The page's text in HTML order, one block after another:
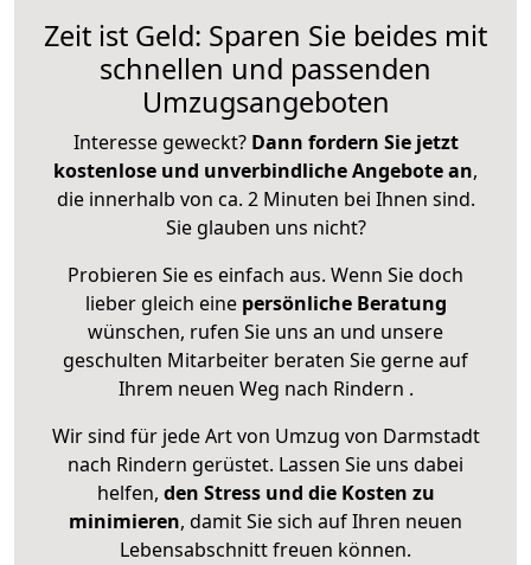
Zeit ist Geld: Sparen Sie beides mit
schnellen und passenden
Umzugsangeboten
Interesse geweckt? Dann fordern Sie jetzt
kostenlose und unverbindliche Angebote an,
die innerhalb von ca. 2 Minuten bei Ihnen sind.
Sie glauben uns nicht?
Probieren Sie es einfach aus. Wenn Sie doch
lieber gleich eine persönliche Beratung
wünschen, rufen Sie uns an und unsere
geschulten Mitarbeiter beraten Sie gerne auf
Ihrem neuen Weg nach Rindern .
Wir sind für jede Art von Umzug von Darmstadt
nach Rindern gerüstet. Lassen Sie uns dabei
helfen, den Stress und die Kosten zu
minimieren, damit Sie sich auf Ihren neuen
Lebensabschnitt freuen können.